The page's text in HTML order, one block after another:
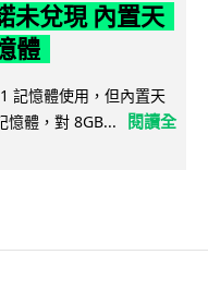
未兌現 內置天
體
記憶體使用，但內置天
憶體，對 8GB...
閱讀全